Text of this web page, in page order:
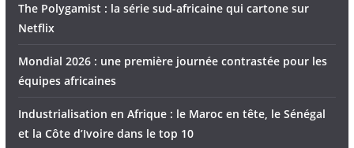
The Polygamist : la série sud-africaine qui cartone sur
Netflix
Mondial 2026 : une première journée contrastée pour les
équipes africaines
Industrialisation en Afrique : le Maroc en tête, le Sénégal
et la Côte d’Ivoire dans le top 10